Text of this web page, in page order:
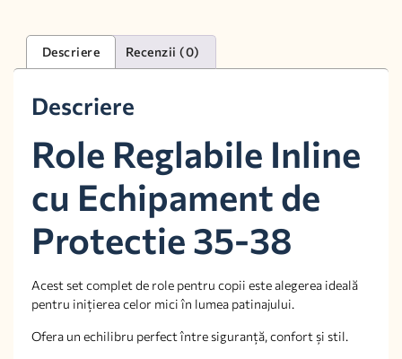
Descriere Recenzii (0)
Descriere
Role Reglabile Inline
cu Echipament de
Protectie 35-38
Acest set complet de role pentru copii este alegerea ideală
pentru inițierea celor mici în lumea patinajului.
Ofera un echilibru perfect între siguranță, confort și stil.